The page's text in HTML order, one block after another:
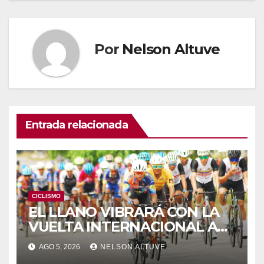
Por Nelson Altuve
Entrada relacionada
CICLISMO
EL LLANO VIBRARÁ CON LA
VUELTA INTERNACIONAL A
ZAMORA
AGO 5, 2026 NELSON ALTUVE